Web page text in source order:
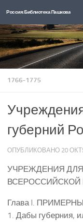
Перейти к
Россия: Библиотека Пашкова
1766-1775
губерний
ОПУБЛИКОВАНО 20
УЧРЕЖДЕНИЯ
ВСЕРОССИЙСКОЙ
Глава I.
1. Дабы губерния,